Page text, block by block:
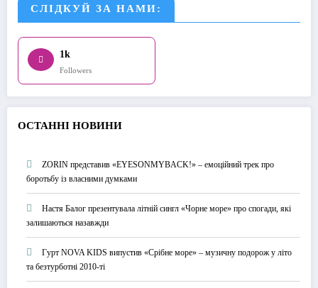
СЛІДКУЙ ЗА НАМИ:
1k
Followers
ОСТАННІ НОВИНИ
ZORIN представив «EYESONMYBACK!» – емоційний трек про
боротьбу із власними думками
Настя Балог презентувала літній сингл «Чорне море» про спогади, які
залишаються назавжди
Гурт NOVA KIDS випустив «Срібне море» – музичну подорож у літо
та безтурботні 2010-ті